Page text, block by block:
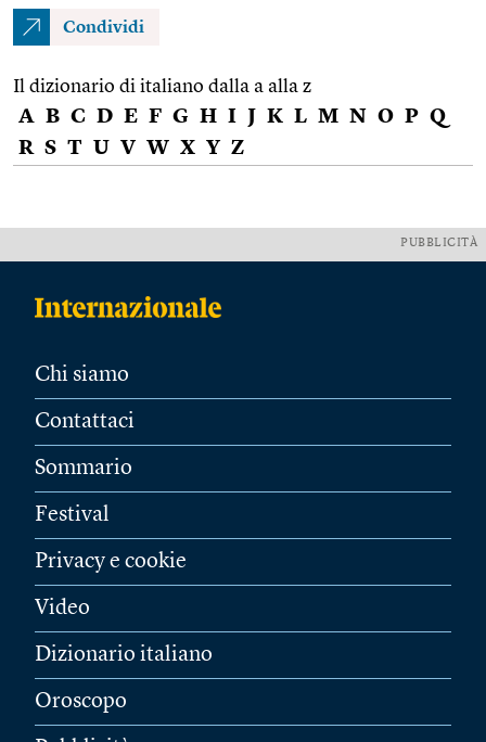
Condividi
Il dizionario di italiano dalla a alla z
A B C D E F G H I J K L M N O P Q
R S T U V W X Y Z
PUBBLICITÀ
Chi siamo
Contattaci
Sommario
Festival
Privacy e cookie
Video
Dizionario italiano
Oroscopo